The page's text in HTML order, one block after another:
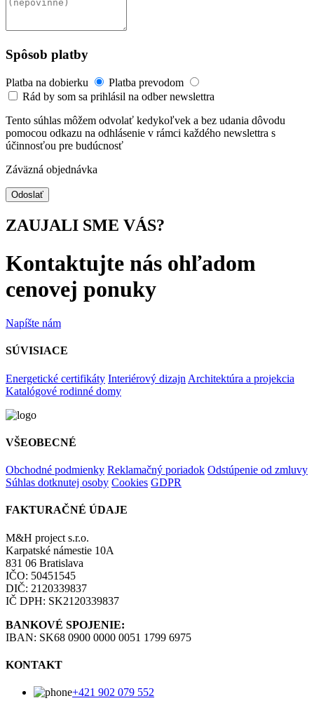
Spôsob platby
Platba na dobierku
Platba prevodom
Rád by som sa prihlásil na odber newslettra
Tento súhlas môžem odvolať kedykoľvek a bez udania dôvodu
pomocou odkazu na odhlásenie v rámci každého newslettra s
účinnosťou pre budúcnosť
Záväzná objednávka
Odoslať
ZAUJALI SME VÁS?
Kontaktujte nás ohľadom
cenovej ponuky
Napíšte nám
SÚVISIACE
Energetické certifikáty Interiérový dizajn Architektúra a projekcia
Katalógové rodinné domy
VŠEOBECNÉ
Obchodné podmienky Reklamačný poriadok Odstúpenie od zmluvy
Súhlas dotknutej osoby Cookies GDPR
FAKTURAČNÉ ÚDAJE
M&H project s.r.o.
Karpatské námestie 10A
831 06 Bratislava
IČO: 50451545
DIČ: 2120339837
IČ DPH: SK2120339837
BANKOVÉ SPOJENIE:
IBAN: SK68 0900 0000 0051 1799 6975
KONTAKT
+421 902 079 552